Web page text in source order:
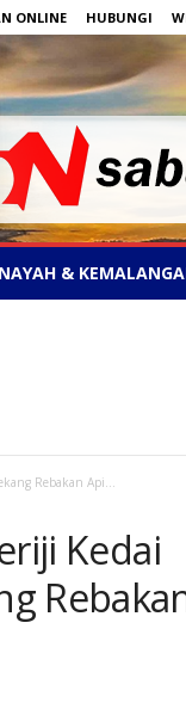
ONLINE HUBUNGI
&
Rebakan Api...
Kedai